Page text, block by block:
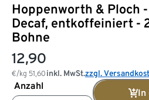
Hoppenworth & Ploch
Decaf, entkoffeiniert -
Bohne
12,90
€/kg 51,60 inkl. MwSt.zzgl.
Anzahl
In